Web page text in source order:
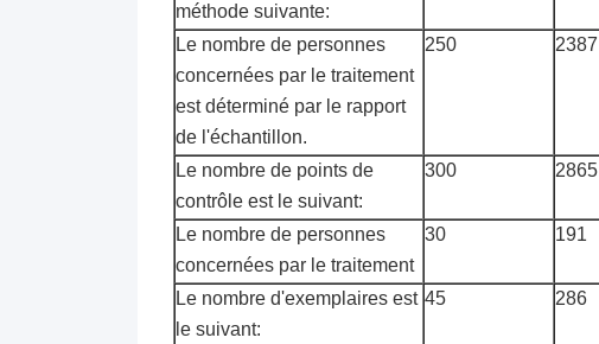
méthode suivante:
Le nombre de personnes
concernées par le traitement
est déterminé par le rapport
de l'échantillon.
250 2387
Le nombre de points de
contrôle est le suivant:
300 2865
Le nombre de personnes
concernées par le traitement
30 191
Le nombre d'exemplaires est
le suivant:
45 286